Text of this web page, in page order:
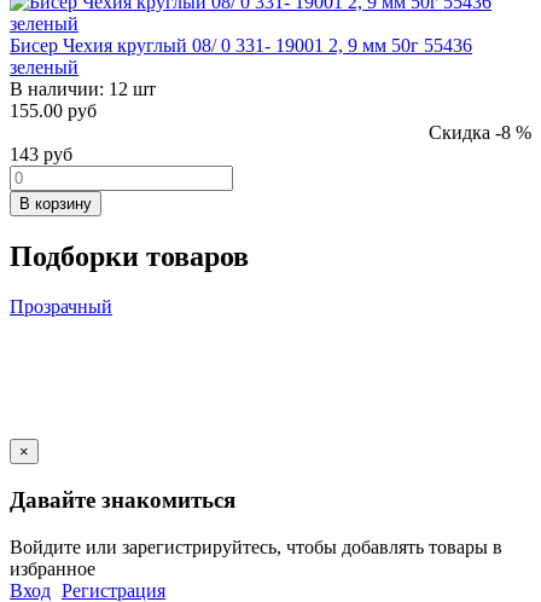
Бисер Чехия круглый 08/ 0 331- 19001 2, 9 мм 50г 55436
зеленый
В наличии: 12 шт
155.00 руб
Скидка -8 %
143 руб
В корзину
Подборки товаров
Прозрачный
×
Давайте знакомиться
Войдите или зарегистрируйтесь, чтобы добавлять товары в
избранное
Вход Регистрация